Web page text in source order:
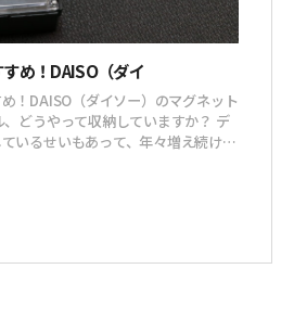
め！DAISO（ダイ
！DAISO（ダイソー）のマグネット
いるせいもあって、年々増え続ける
整理したくていろいろ探していたの
イソー）でちょうど良いケースを見